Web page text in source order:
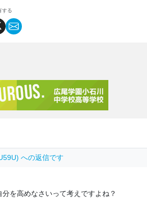
する
への返信です
を高めなさいって考えですよね？